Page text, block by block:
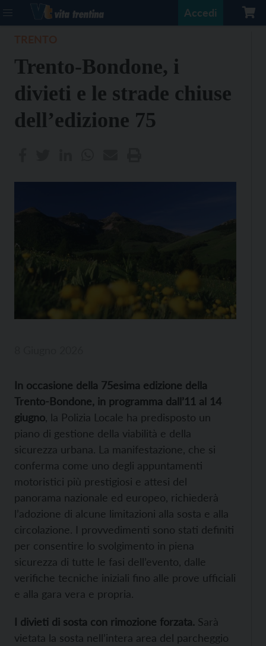
Accedi
Trento-Bondone, i
divieti e le strade chiuse
dell’edizione 75
In occasione della 75esima edizione della
Trento-Bondone, in programma dall’11 al 14
giugno , la Polizia Locale ha predisposto un
piano di gestione della viabilità e della
sicurezza urbana. La manifestazione, che si
conferma come uno degli appuntamenti
motoristici più prestigiosi e attesi del
panorama nazionale ed europeo, richiederà
l’adozione di alcune limitazioni alla sosta e alla
circolazione. I provvedimenti sono stati definiti
per consentire lo svolgimento in piena
sicurezza di tutte le fasi dell’evento, dalle
verifiche tecniche iniziali fino alle prove ufficiali
e alla gara vera e propria.
I divieti di sosta con rimozione forzata. Sarà
vietata la sosta nell’intera area del parcheggio